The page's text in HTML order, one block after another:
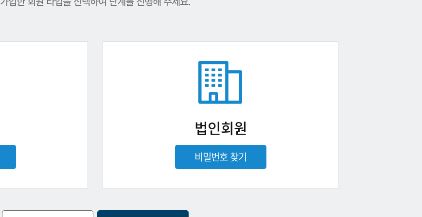
법인회원
비밀번호 찾기